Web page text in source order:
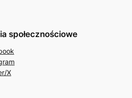
społecznościowe
X